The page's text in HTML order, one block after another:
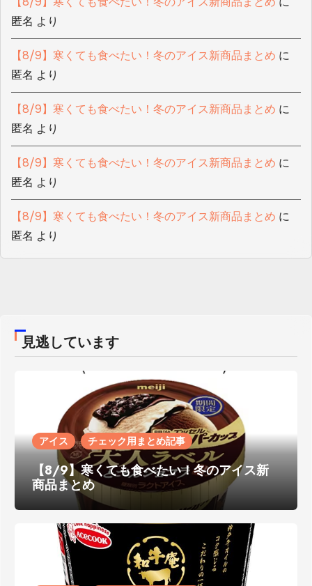
匿名 より
【8/9】寒くても食べたい！冬のアイス新商品まとめ に
匿名 より
【8/9】寒くても食べたい！冬のアイス新商品まとめ に
匿名 より
【8/9】寒くても食べたい！冬のアイス新商品まとめ に
匿名 より
【8/9】寒くても食べたい！冬のアイス新商品まとめ に
匿名 より
見逃しています
アイス チェック用まとめ記事
【8/9】寒くても食べたい！冬のアイス新
商品まとめ